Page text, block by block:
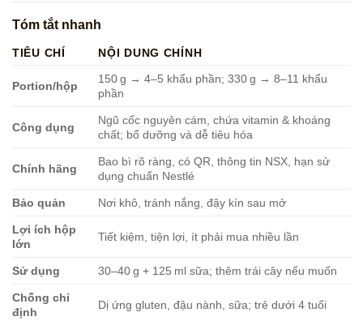
Tóm tắt nhanh
TIÊU CHÍ NỘI DUNG CHÍNH
Portion/hộp
150 g → 4–5 khẩu phần; 330 g → 8–11 khẩu
phần
Công dụng
Ngũ cốc nguyên cám, chứa vitamin & khoáng
chất; bổ dưỡng và dễ tiêu hóa
Chính hãng
Bao bì rõ ràng, có QR, thông tin NSX, hạn sử
dụng chuẩn Nestlé
Bảo quản Nơi khô, tránh nắng, đậy kín sau mở
Lợi ích hộp
lớn
Tiết kiệm, tiện lợi, ít phải mua nhiều lần
Sử dụng 30–40 g + 125 ml sữa; thêm trái cây nếu muốn
Chống chỉ
định
Dị ứng gluten, đậu nành, sữa; trẻ dưới 4 tuổi